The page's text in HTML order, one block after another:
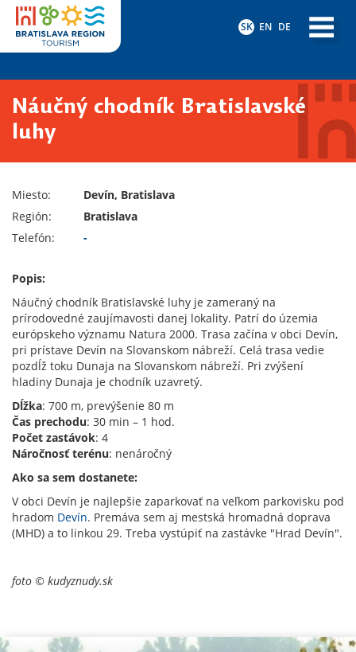
SK EN DE
Náučný chodník Bratislavské
luhy
Miesto:
Devín, Bratislava
Región:
Bratislava
Telefón:
-
Popis:
Náučný chodník Bratislavské luhy je zameraný na
prírodovedné zaujímavosti danej lokality. Patrí do územia
európskeho významu Natura 2000. Trasa začína v obci Devín,
pri prístave Devín na Slovanskom nábreží. Celá trasa vedie
pozdĺž toku Dunaja na Slovanskom nábreží. Pri zvýšení
hladiny Dunaja je chodník uzavretý.
Dĺžka: 700 m, prevýšenie 80 m
Čas prechodu: 30 min – 1 hod.
Počet zastávok: 4
Náročnosť terénu: nenáročný
Ako sa sem dostanete:
V obci Devín je najlepšie zaparkovať na veľkom parkovisku pod
hradom Devín. Premáva sem aj mestská hromadná doprava
(MHD) a to linkou 29. Treba vystúpiť na zastávke "Hrad Devín".
foto © kudyznudy.sk